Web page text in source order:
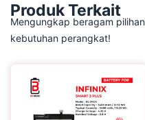
Produk Terkait
Mengungkap beragam
kebutuhan perangkat!